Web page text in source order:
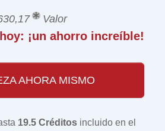
Valor
¡un ahorro increíble!
AHORA MISMO
19.5 Créditosincluido en el